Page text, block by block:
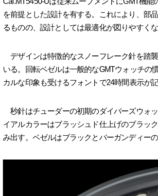
を前提とした設計を有する。これにより、部
るものの、設計としては最適化が図りやすく
デザインは特徴的なスノーフレーク針を踏
いる。回転ベゼルは一般的なGMTウォッチの
カルな印象も受けるフォントで24時間表示が記
秒針はチューダーの初期のダイバーズウォ
イアルカラーはブラッシュド仕上げのブラッ
み出す。ベゼルはブラックとバーガンディーの